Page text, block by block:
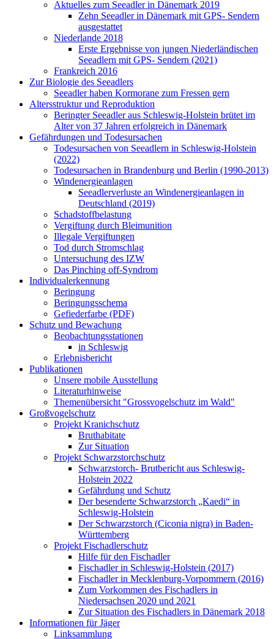
Aktuelles zum Seeadler in Dänemark 2019
Zehn Seeadler in Dänemark mit GPS- Sendern
ausgestattet
Niederlande 2018
Erste Ergebnisse von jungen Niederländischen
Seeadlern mit GPS- Sendern (2021)
Frankreich 2016
Zur Biologie des Seeadlers
Seeadler haben Kormorane zum Fressen gern
Altersstruktur und Reproduktion
Beringter Seeadler aus Schleswig-Holstein brütet im
Alter von 37 Jahren erfolgreich in Dänemark
Gefährdungen und Todesursachen
Todesursachen von Seeadlern in Schleswig-Holstein
(2022)
Todesursachen in Brandenburg und Berlin (1990-2013)
Windenergieanlagen
Seeadlerverluste an Windenergieanlagen in
Deutschland (2019)
Schadstoffbelastung
Vergiftung durch Bleimunition
Illegale Vergiftungen
Tod durch Stromschlag
Untersuchung des IZW
Das Pinching off-Syndrom
Individualerkennung
Beringung
Beringungsschema
Gefiederfarbe (PDF)
Schutz und Bewachung
Beobachtungsstationen
in Schleswig
Erlebnisbericht
Publikationen
Unsere mobile Ausstellung
Literaturhinweise
Themenübersicht "Grossvogelschutz im Wald"
Großvogelschutz
Projekt Kranichschutz
Bruthabitate
Zur Situation
Projekt Schwarzstorchschutz
Schwarzstorch- Brutbericht aus Schleswig-
Holstein 2022
Gefährdung und Schutz
Der besenderte Schwarzstorch „Kaedi“ in
Schleswig-Holstein
Der Schwarzstorch (Ciconia nigra) in Baden-
Württemberg
Projekt Fischadlerschutz
Hilfe für den Fischadler
Fischadler in Schleswig-Holstein (2017)
Fischadler in Mecklenburg-Vorpommern (2016)
Zum Vorkommen des Fischadlers in
Niedersachsen 2020 und 2021
Zur Situation des Fischadlers in Dänemark 2018
Informationen für Jäger
Linksammlung